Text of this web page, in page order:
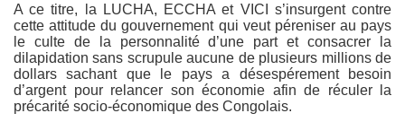
A ce titre, la LUCHA, ECCHA et VICI s’insurgent contre
cette attitude du gouvernement qui veut péreniser au pays
le culte de la personnalité d’une part et consacrer la
dilapidation sans scrupule aucune de plusieurs millions de
dollars sachant que le pays a désespérement besoin
d’argent pour relancer son économie afin de réculer la
précarité socio-économique des Congolais.